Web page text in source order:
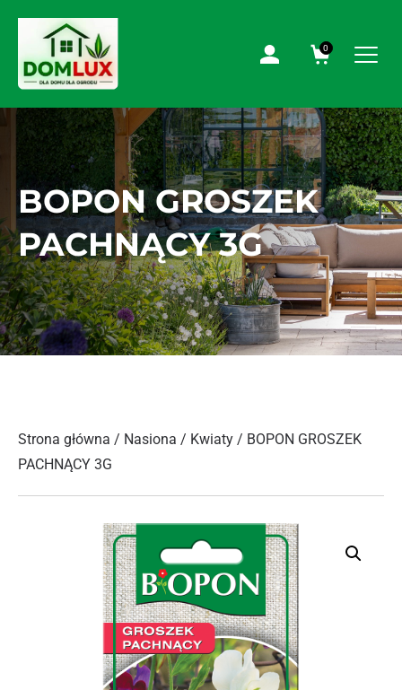
0
BOPON GROSZEK
PACHNĄCY 3G
Strona główna / Nasiona / Kwiaty / BOPON GROSZEK
PACHNĄCY 3G